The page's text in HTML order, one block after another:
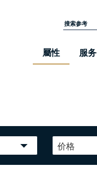
屬性 服务
价格